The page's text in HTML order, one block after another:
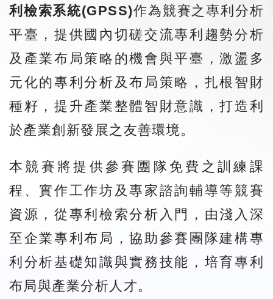
利檢索系統(GPSS)作為競賽之專利分析
平臺，提供國內切磋交流專利趨勢分析
及產業布局策略的機會與平臺，激盪多
元化的專利分析及布局策略，扎根智財
種籽，提升產業整體智財意識，打造利
於產業創新發展之友善環境。
本競賽將提供參賽團隊免費之訓練課
程、實作工作坊及專家諮詢輔導等競賽
資源，從專利檢索分析入門，由淺入深
至企業專利布局，協助參賽團隊建構專
利分析基礎知識與實務技能，培育專利
布局與產業分析人才。